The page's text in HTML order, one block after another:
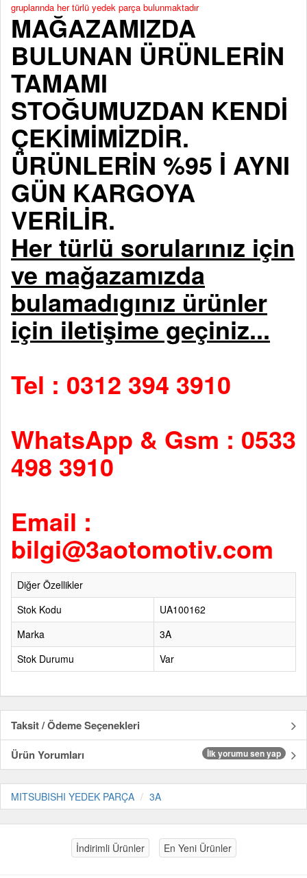
gruplarında her türlü yedek parça bulunmaktadır
MAĞAZAMIZDA
BULUNAN ÜRÜNLERİN
TAMAMI
STOĞUMUZDAN KENDİ
ÇEKİMİMİZDİR.
ÜRÜNLERİN %95 İ AYNI
GÜN KARGOYA
VERİLİR.
Her türlü sorularınız için
ve mağazamızda
bulamadıgınız ürünler
için iletişime geçiniz...
Tel : 0312 394 3910
WhatsApp & Gsm : 0533
498 3910
Email :
bilgi@3aotomotiv.com
Diğer Özellikler
Stok Kodu
UA100162
Marka
3A
Stok Durumu
Var
Taksit / Ödeme Seçenekleri
Ürün Yorumları
İlk yorumu sen yap
MITSUBISHI YEDEK PARÇA 3A
İndirimli Ürünler En Yeni Ürünler